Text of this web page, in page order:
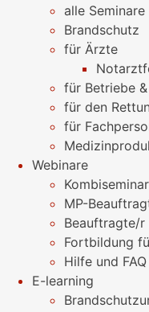
alle Seminare
Brandschutz
für Ärzte
für Betriebe
für den
für
Webinare
MP-
Beauftragte/
Fortbildung
Hilfe und FAQ
E-learning